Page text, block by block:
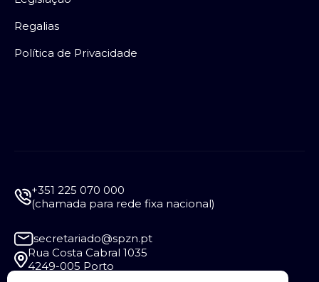
Regalias
Política de Privacidade
+351 225 070 000
(chamada para rede fixa nacional)
secretariado@spzn.pt
Rua Costa Cabral 1035
4249-005 Porto